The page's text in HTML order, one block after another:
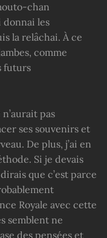
chan
les
la relâchai. À ce
comme
futurs
pas
ses souvenirs et
De plus, j’ai en
Si je devais
que c’est parce
Royale avec cette
semblent ne
des pensées et